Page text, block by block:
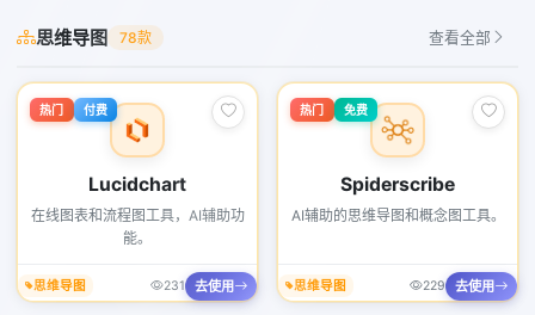
思维导图 78款 查看全部
热门 付费
Lucidchart
在线图表和流程图工具，AI辅助功
能。
思维导图 231 去使用
热门 免费
Spiderscribe
AI辅助的思维导图和概念图工具。
思维导图 229 去使用